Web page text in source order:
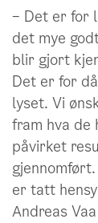
varsling
ettersyn
– Det er for
det mye
blir gjort
Det er for
lyset. Vi
fram hva de
påvirket
er tatt
Andreas